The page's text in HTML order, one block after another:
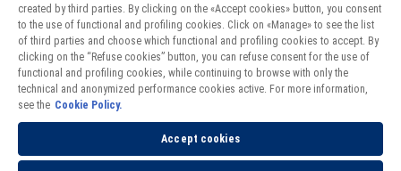
Pâtes
Recettes
Nourrir l’avenir
Nous joindre
Politique de confidentialité
Cookies Policy
created by third parties. By clicking on the «Accept cookies» button, you consent
to the use of functional and profiling cookies. Click on «Manage» to see the list
of third parties and choose which functional and profiling cookies to accept. By
clicking on the “Refuse cookies” button, you can refuse consent for the use of
functional and profiling cookies, while continuing to browse with only the
technical and anonymized performance cookies active. For more information,
see the Cookie Policy.
Accept cookies